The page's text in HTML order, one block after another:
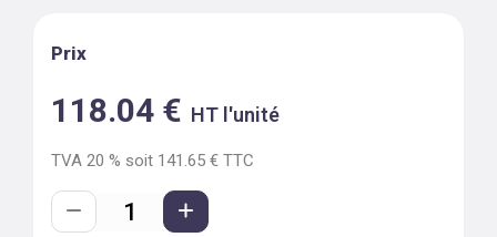
Prix
118.04 € HT l'unité
TVA 20 % soit 141.65 € TTC